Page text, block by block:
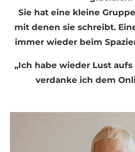
Sie hat eine kleine
mit denen sie schreibt.
immer wieder beim
„Ich habe wieder Lust aufs
verdanke ich dem